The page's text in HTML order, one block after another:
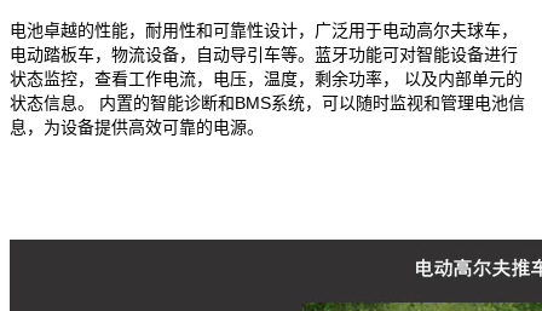
电池卓越的性能，耐用性和可靠性设计，广泛用于电动高尔夫球车，
电动踏板车，物流设备，自动导引车等。蓝牙功能可对智能设备进行
状态监控， 查看工作电流，电压，温度，剩余功率，
以及内部单元的
状态信息。 内置的智能诊断和 BMS系统，可以随时监视和管理电池信
息，为设备提供高效可靠的电源。